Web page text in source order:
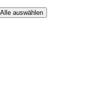
Alle auswählen